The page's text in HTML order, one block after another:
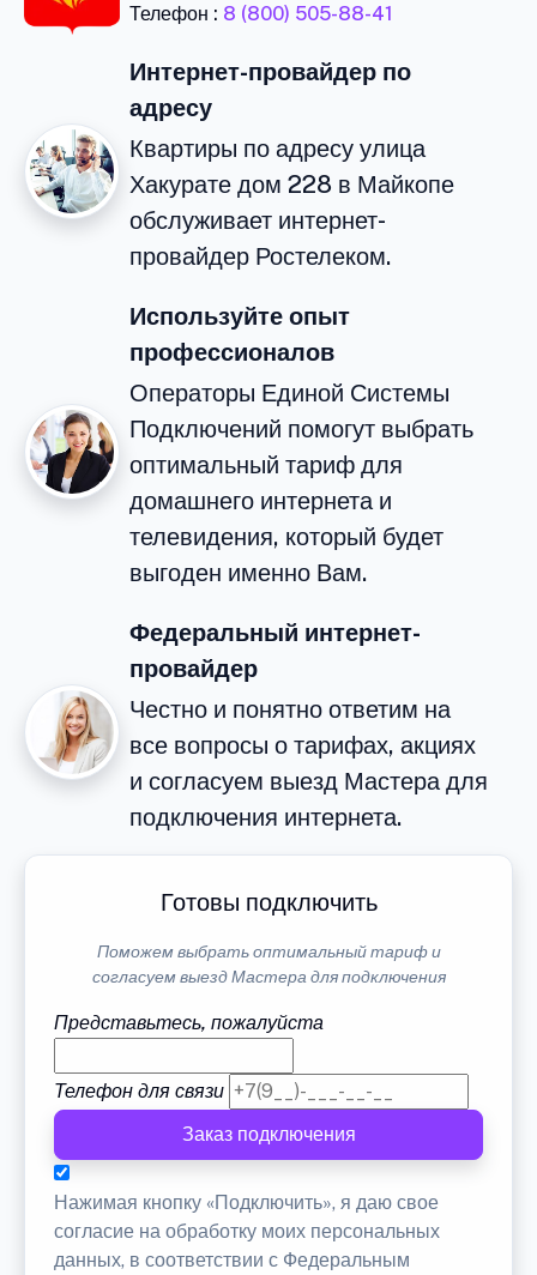
Телефон : 8 (800) 505-88-41
Интернет-провайдер по
адресу
Квартиры по адресу улица
Хакурате дом 228 в Майкопе
обслуживает интернет-
провайдер Ростелеком.
Используйте опыт
профессионалов
Операторы Единой Системы
Подключений помогут выбрать
оптимальный тариф для
домашнего интернета и
телевидения, который будет
выгоден именно Вам.
Федеральный интернет-
провайдер
Честно и понятно ответим на
все вопросы о тарифах, акциях
и согласуем выезд Мастера для
подключения интернета.
Готовы подключить
Поможем выбрать оптимальный тариф и
согласуем выезд Мастера для подключения
Представьтесь, пожалуйста
Телефон для связи
Заказ подключения
Нажимая кнопку «Подключить», я даю свое
согласие на обработку моих персональных
данных, в соответствии с Федеральным